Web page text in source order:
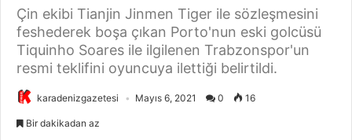
Çin ekibi Tianjin Jinmen Tiger ile sözleşmesini
feshederek boşa çıkan Porto'nun eski golcüsü
Tiquinho Soares ile ilgilenen Trabzonspor'un
resmi teklifini oyuncuya ilettiği belirtildi.
karadenizgazetesi Mayıs 6, 2021 0 16
Bir dakikadan az